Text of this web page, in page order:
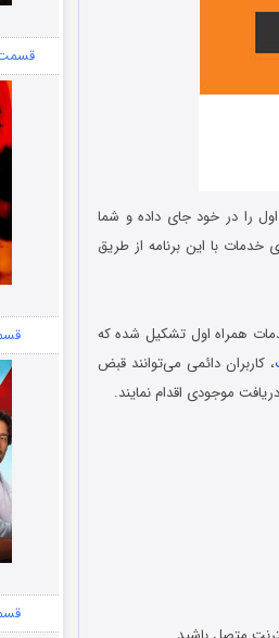
را در خود جای داده و شما
خدمات با این برنامه از طریق
همراه اول تشکیل شده که
، کاربران دائمی می‌توانند قبض
موجودی اقدام نمایند.